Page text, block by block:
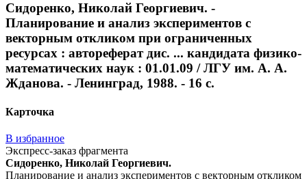
Сидоренко, Николай Георгиевич. -
Планирование и анализ экспериментов с
векторным откликом при ограниченных
ресурсах : автореферат дис. ... кандидата физико-
математических наук : 01.01.09 / ЛГУ им. А. А.
Жданова. - Ленинград, 1988. - 16 с.
Карточка
В избранное
Экспресс-заказ фрагмента
Сидоренко, Николай Георгиевич.
Планирование и анализ экспериментов с векторным откликом